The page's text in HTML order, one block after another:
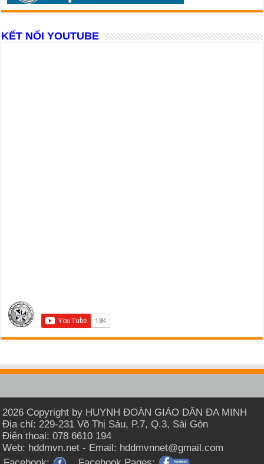
KẾT NỐI YOUTUBE
2026 Copyright by HUYNH ĐOÀN GIÁO DÂN ĐA MINH
Địa chỉ: 229-231 Võ Thị Sáu, P.7, Q.3, Sài Gòn
Điện thoại: 078 6610 194
Web: hddmvn.net - Email: hddmvnnet@gmail.com